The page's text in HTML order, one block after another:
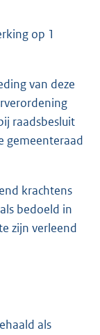
op 1
van deze
raadsbesluit
gemeenteraad
krachtens
bedoeld in
zijn verleend
als